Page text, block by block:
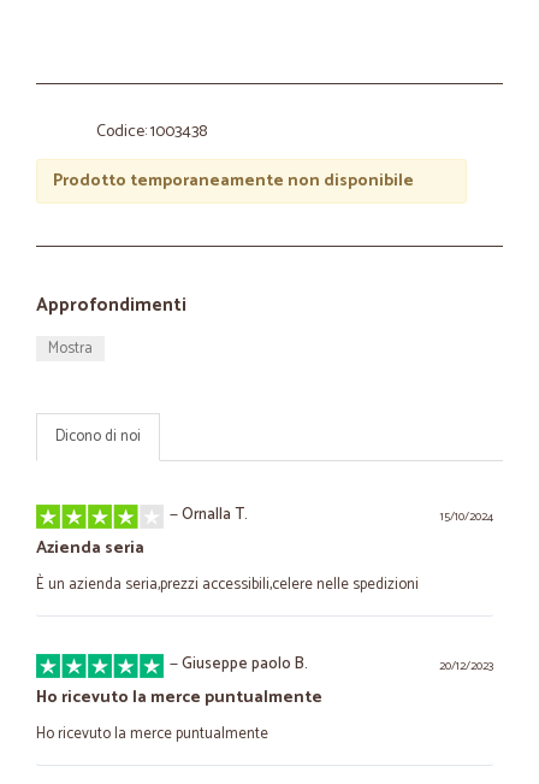
Codice: 1003438
Prodotto temporaneamente non disponibile
Approfondimenti
Mostra
Dicono di noi
15/10/2024
—Ornalla T.
Azienda seria
È un azienda seria,prezzi accessibili,celere nelle spedizioni
20/12/2023
—Giuseppe paolo B.
Ho ricevuto la merce puntualmente
Ho ricevuto la merce puntualmente